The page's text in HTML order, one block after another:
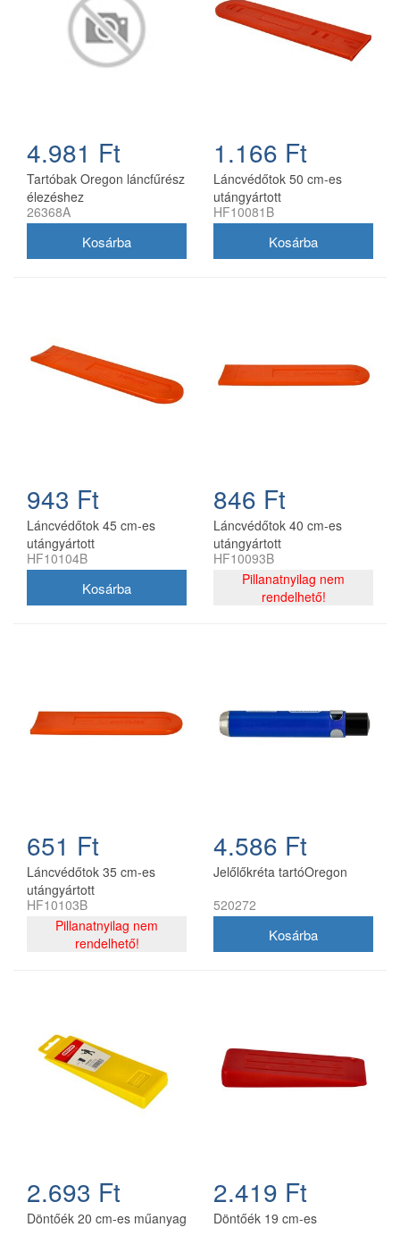
4.981 Ft
Tartóbak Oregon láncfűrész
élezéshez
26368A
1.166 Ft
Láncvédőtok 50 cm-es
utángyártott
HF10081B
943 Ft
Láncvédőtok 45 cm-es
utángyártott
HF10104B
846 Ft
Láncvédőtok 40 cm-es
utángyártott
HF10093B
Pillanatnyilag nem
rendelhető!
651 Ft
Láncvédőtok 35 cm-es
utángyártott
HF10103B
Pillanatnyilag nem
rendelhető!
4.586 Ft
Jelőlőkréta tartóOregon
520272
2.693 Ft
Döntőék 20 cm-es műanyag
2.419 Ft
Döntőék 19 cm-es